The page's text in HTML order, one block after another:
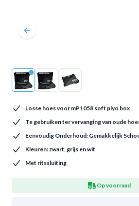
Losse hoes voor mP1058 soft plyo box
Te gebruiken ter vervanging van oude
Eenvoudig Onderhoud: Gemakkelijk
Kleuren: zwart, grijs en wit
Met ritssluiting
Op voorraad